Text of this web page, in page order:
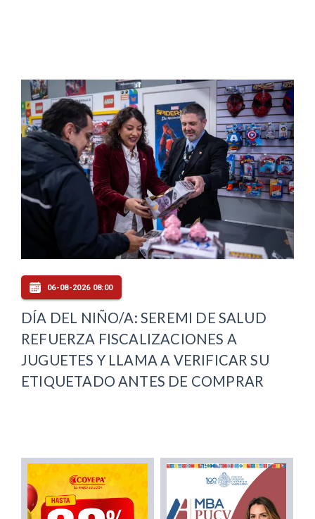
06-08-2026 08:00
DÍA DEL NIÑO/A: SEREMI DE SALUD
REFUERZA FISCALIZACIONES A
JUGUETES Y LLAMA A VERIFICAR SU
ETIQUETADO ANTES DE COMPRAR